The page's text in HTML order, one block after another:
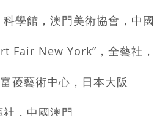
，澳門美術協會，中國
York”，全藝社，
術中心，日本大阪
中國澳門